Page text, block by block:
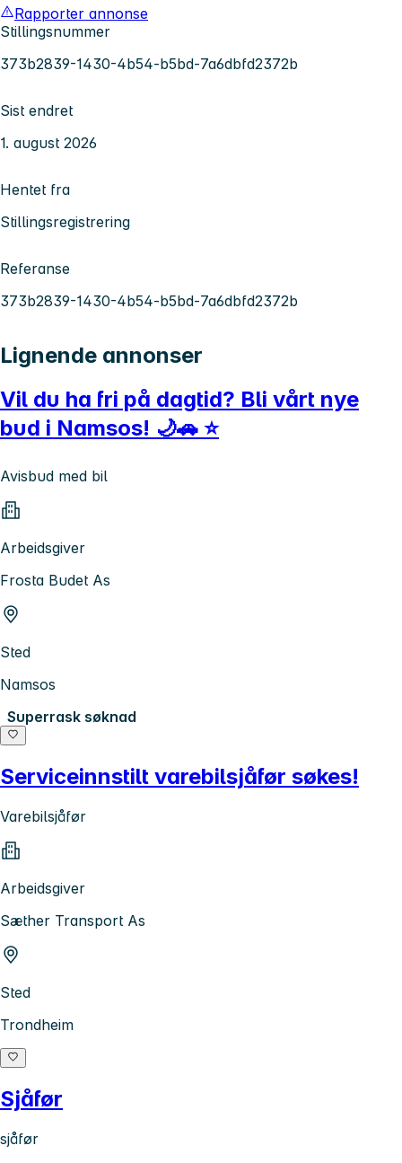
Rapporter annonse
Stillingsnummer
373b2839-1430-4b54-b5bd-7a6dbfd2372b
Sist endret
1. august 2026
Hentet fra
Stillingsregistrering
Referanse
373b2839-1430-4b54-b5bd-7a6dbfd2372b
Lignende annonser
Vil du ha fri på dagtid? Bli vårt nye
bud i Namsos! 🌙🚗 ⭐
Avisbud med bil
Arbeidsgiver
Frosta Budet As
Sted
Namsos
Superrask søknad
Serviceinnstilt varebilsjåfør søkes!
Varebilsjåfør
Arbeidsgiver
Sæther Transport As
Sted
Trondheim
Sjåfør
sjåfør